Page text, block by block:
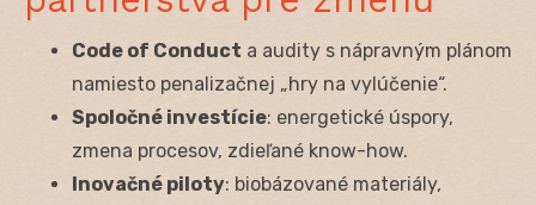
Code of Conduct a audity s nápravným plánom
namiesto penalizačnej „hry na vylúčenie“.
Spoločné investície: energetické úspory,
zmena procesov, zdieľané know-how.
Inovačné piloty: biobázované materiály,